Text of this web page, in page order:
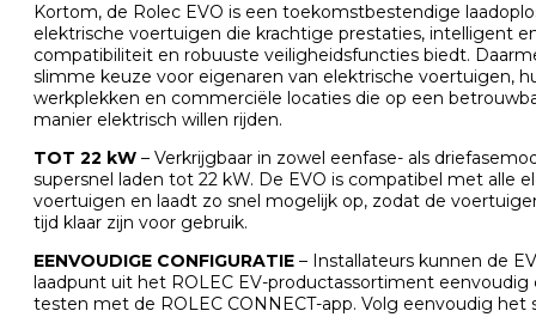
Kortom, de Rolec EVO is een toekomstbestendige
elektrische voertuigen die krachtige prestaties, intelligent
compatibiliteit en robuuste veiligheidsfuncties biedt.
slimme keuze voor eigenaren van elektrische voertuigen,
werkplekken en commerciële locaties die op een
manier elektrisch willen rijden.
TOT 22 kW – Verkrijgbaar in zowel eenfase- als
supersnel laden tot 22 kW. De EVO is compatibel met alle
voertuigen en laadt zo snel mogelijk op, zodat de
tijd klaar zijn voor gebruik.
EENVOUDIGE CONFIGURATIE – Installateurs kunnen de
laadpunt uit het ROLEC EV-productassortiment
testen met de ROLEC CONNECT-app. Volg eenvoudig het